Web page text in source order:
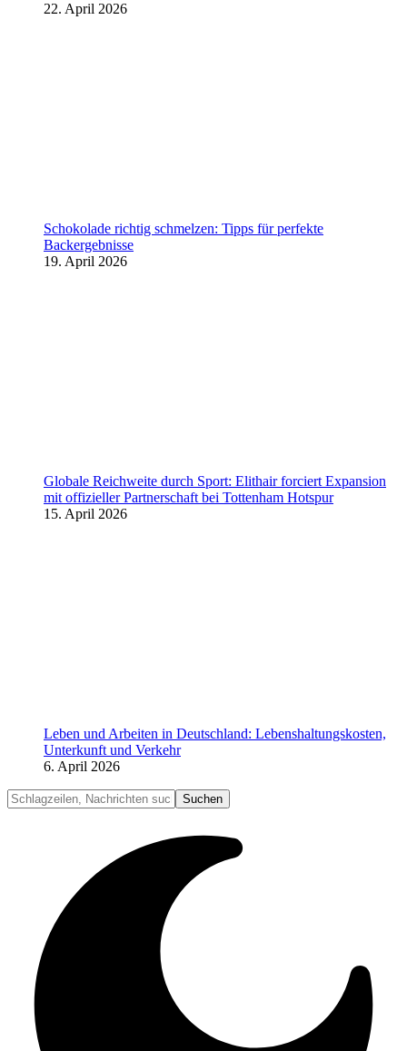
22. April 2026
Schokolade richtig schmelzen: Tipps für perfekte
Backergebnisse
19. April 2026
Globale Reichweite durch Sport: Elithair forciert Expansion
mit offizieller Partnerschaft bei Tottenham Hotspur
15. April 2026
Leben und Arbeiten in Deutschland: Lebenshaltungskosten,
Unterkunft und Verkehr
6. April 2026